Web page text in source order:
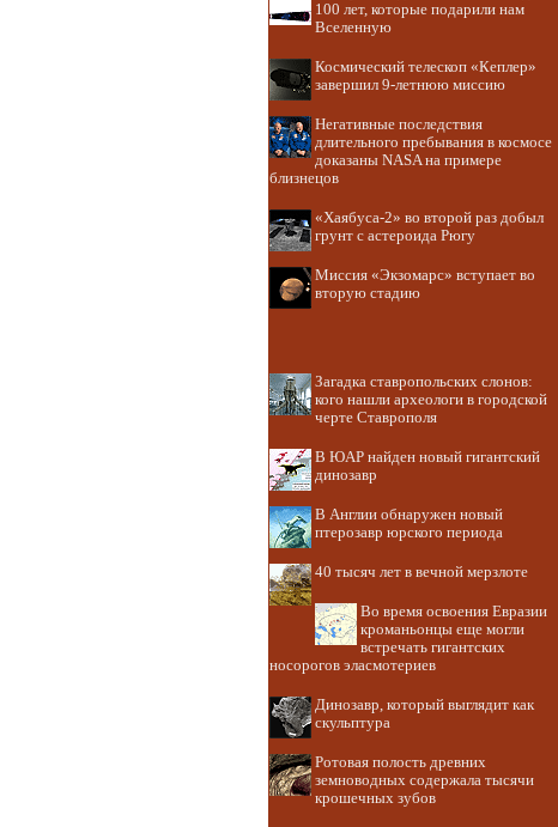
100 лет, которые подарили нам
Вселенную
Космический телескоп «Кеплер»
завершил 9-летнюю миссию
Негативные последствия
длительного пребывания в космосе
доказаны NASA на примере
близнецов
«Хаябуса-2» во второй раз добыл
грунт с астероида Рюгу
Миссия «Экзомарс» вступает во
вторую стадию
Загадка ставропольских слонов:
кого нашли археологи в городской
черте Ставрополя
В ЮАР найден новый гигантский
динозавр
В Англии обнаружен новый
птерозавр юрского периода
40 тысяч лет в вечной мерзлоте
Во время освоения Евразии
кроманьонцы еще могли
встречать гигантских
носорогов эласмотериев
Динозавр, который выглядит как
скульптура
Ротовая полость древних
земноводных содержала тысячи
крошечных зубов